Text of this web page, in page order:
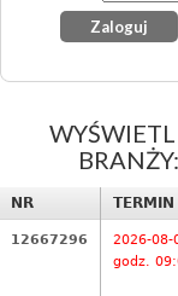
NR TERMIN
12667296
2026-08-
godz.